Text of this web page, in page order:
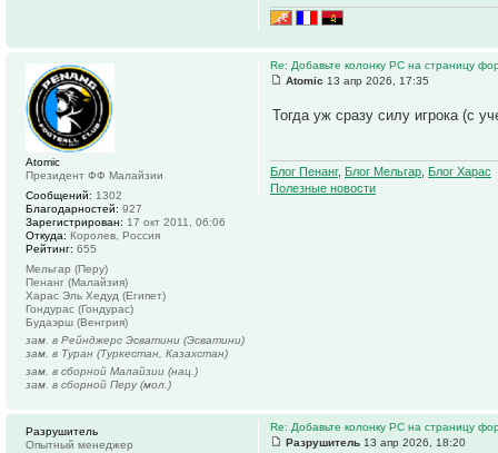
Re: Добавьте колонку РС на страницу
Atomic 13 апр 2026, 17:35
Тогда уж сразу силу игрока (с
Блог Пенанг, Блог Мельгар Блог Харас
Полезные новости
Atomic
Президент ФФ Малайзии
Сообщений: 1302
Благодарностей: 927
Зарегистрирован: 17 окт 2011, 06:06
Откуда: Королев, Россия
Рейтинг: 655
Мельгар (Перу)
Пенанг (Малайзия)
Харас Эль Хедуд (Египет)
Гондурас (Гондурас)
Будаэрш (Венгрия)
зам. в Рейнджерс Эсватини (Эсватини)
зам. в Туран (Туркестан, Казахстан)
зам. в сборной Малайзии (нац.)
зам. в сборной Перу (мол.)
Re: Добавьте колонку РС на страницу
Разрушитель 13 апр 2026, 18:20
Разрушитель
Опытный менеджер